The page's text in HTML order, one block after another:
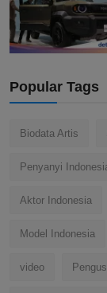
Popular Tags
Biodata Artis
Penyanyi
Aktor Indonesia
Model Indonesia
video